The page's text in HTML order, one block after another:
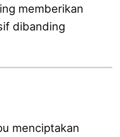
memberikan
dibanding
menciptakan